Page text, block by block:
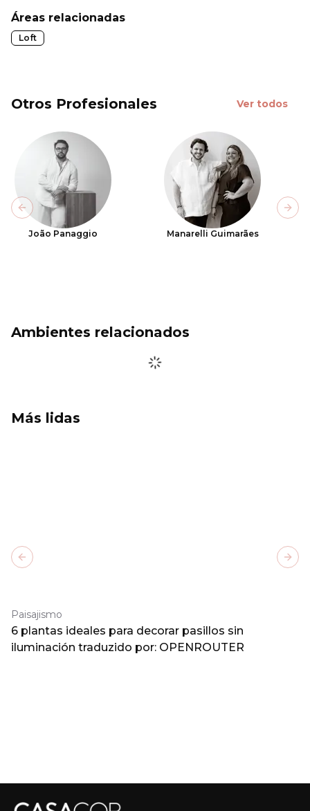
Áreas relacionadas
Loft
Otros Profesionales Ver todos
João Panaggio Manarelli Guimarães
Previous slide
Ambientes relacionados
Más lidas
Paisajismo
6 plantas ideales para decorar pasillos sin
iluminación traduzido por: OPENROUTER
Previous slide